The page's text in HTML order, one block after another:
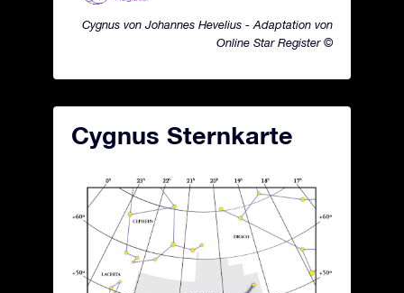
Cygnus von Johannes Hevelius - Adaptation von
Online Star Register ©
Cygnus Sternkarte